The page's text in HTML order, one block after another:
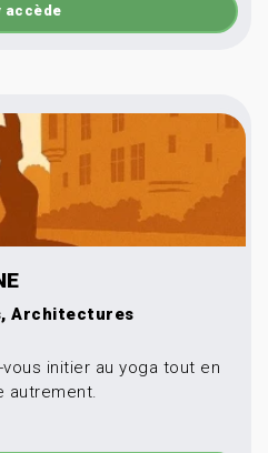
accède
Architectures
initier au yoga tout en
autrement.